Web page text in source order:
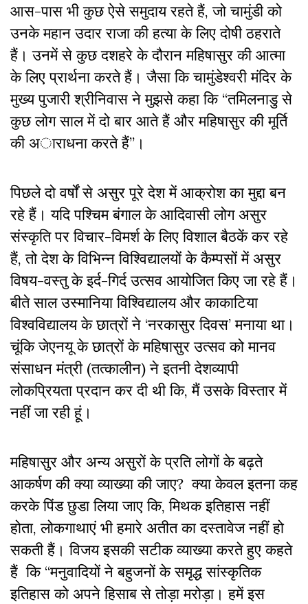
आस-पास भी कुछ ऐसे समुदाय रहते हैं, जो चामुंडी को
उनके महान उदार राजा की हत्या के लिए दोषी ठहराते
हैं। उनमें से कुछ दशहरे के दौरान महिषासुर की आत्मा
के लिए प्रार्थना करते हैं। जैसा कि चामुंडेश्वरी मंदिर के
मुख्य पुजारी श्रीनिवास ने मुझसे कहा कि “तमिलनाडु से
कुछ लोग साल में दो बार आते हैं और महिषासुर की मूर्ति
की अाराधना करते हैं” ।
पिछले दो वर्षों से असुर पूरे देश में आक्रोश का मुद्दा बन
रहे हैं। यदि पश्चिम बंगाल के आदिवासी लोग असुर
संस्कृति पर विचार-विमर्श के लिए विशाल बैठकें कर रहे
हैं, तो देश के विभिन्न विश्विद्यालयों के कैम्पसों में असुर
विषय-वस्तु के इर्द-गिर्द उत्सव आयोजित किए जा रहे हैं।
बीते साल उस्मानिया विश्विद्यालय और काकाटिया
विश्वविद्यालय के छात्रों ने ‘नरकासुर दिवस’मनाया था।
चूंकि जेएनयू के छात्रों के महिषासुर उत्सव को मानव
संसाधन मंत्री (तत्कालीन) ने इतनी देशव्यापी
लोकप्रियता प्रदान कर दी थी कि, मैं उसके विस्तार में
नहीं जा रही हूं।
महिषासुर और अन्य असुरों के प्रति लोगों के बढ़ते
आकर्षण की क्या व्याख्या की जाए?क्या केवल इतना कह
करके पिंड छुडा लिया जाए कि, मिथक इतिहास नहीं
होता, लोकगाथाएं भी हमारे अतीत का दस्तावेज नहीं हो
सकती हैं। विजय इसकी सटीक व्याख्या करते हुए कहते
हैं कि “मनुवादियों ने बहुजनों के समृद्ध सांस्कृतिक
इतिहास को अपने हिसाब से तोड़ा मरोड़ा। हमें इस